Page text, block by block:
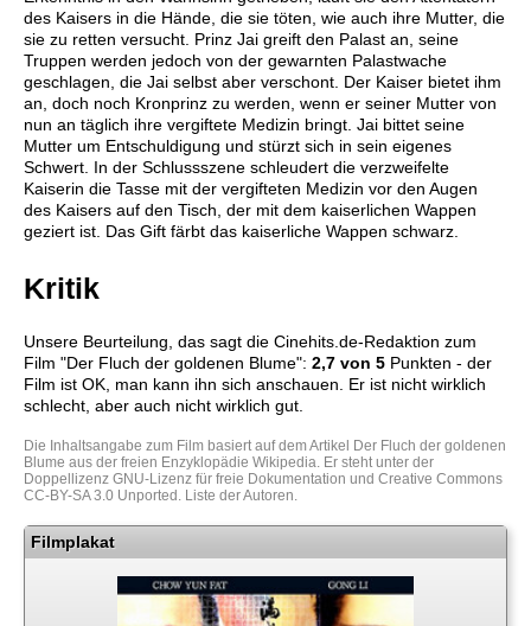
des Kaisers in die Hände, die sie töten, wie auch ihre Mutter, die
sie zu retten versucht. Prinz Jai greift den Palast an, seine
Truppen werden jedoch von der gewarnten Palastwache
geschlagen, die Jai selbst aber verschont. Der Kaiser bietet ihm
an, doch noch Kronprinz zu werden, wenn er seiner Mutter von
nun an täglich ihre vergiftete Medizin bringt. Jai bittet seine
Mutter um Entschuldigung und stürzt sich in sein eigenes
Schwert. In der Schlussszene schleudert die verzweifelte
Kaiserin die Tasse mit der vergifteten Medizin vor den Augen
des Kaisers auf den Tisch, der mit dem kaiserlichen Wappen
geziert ist. Das Gift färbt das kaiserliche Wappen schwarz.
Kritik
Unsere Beurteilung, das sagt die Cinehits.de-Redaktion zum
Film "Der Fluch der goldenen Blume": 2,7 von 5 Punkten - der
Film ist OK, man kann ihn sich anschauen. Er ist nicht wirklich
schlecht, aber auch nicht wirklich gut.
Die Inhaltsangabe zum Film basiert auf dem Artikel Der Fluch der goldenen
Blume aus der freien Enzyklopädie Wikipedia . Er steht unter der
Doppellizenz GNU-Lizenz für freie Dokumentation und Creative Commons
CC-BY-SA 3.0 Unported Liste der Autoren
Filmplakat